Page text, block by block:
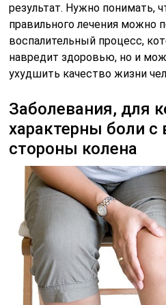
результат. Нужно понимать,
правильного лечения можно
воспалительный процесс,
навредит здоровью, но и
ухудшить качество жизни
Заболевания, для
характерны боли с
стороны колена